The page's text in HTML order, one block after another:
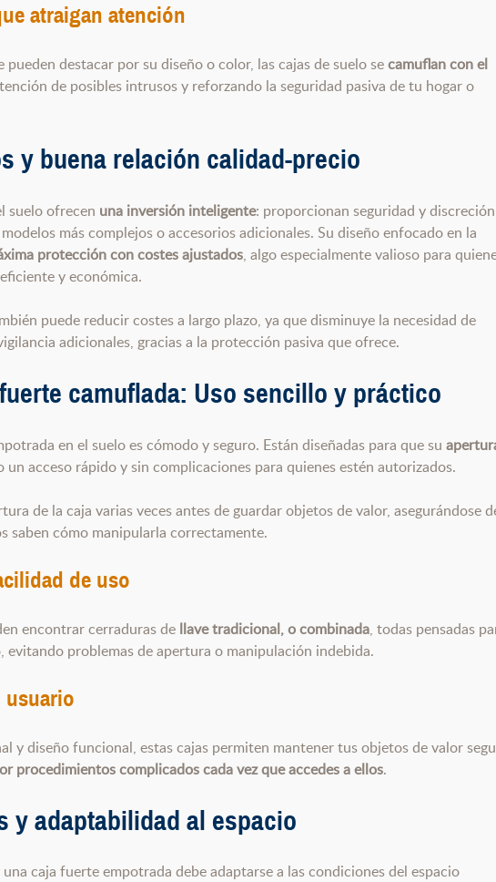
atraigan atención
destacar por su diseño o color, las cajas de suelo secamuflan con el
de posibles intrusos y reforzando la seguridad pasiva de tu hogar o
y buena relación calidad-precio
suelo ofrecen una inversión inteligente: proporcionan seguridad y
más complejos o accesorios adicionales. Su diseño enfocado en la
protección con costes ajustados, algo especialmente valioso para
y económica.
puede reducir costes a largo plazo, ya que disminuye la necesidad de
adicionales, gracias a la protección pasiva que ofrece.
camuflada: Uso sencillo y práctico
en el suelo es cómodo y seguro. Están diseñadas para que su
un acceso rápido y sin complicaciones para quienes estén autorizados.
de la caja varias veces antes de guardar objetos de valor, asegurándose
saben cómo manipularla correctamente.
de uso
encontrar cerraduras de llave tradicional, o combinada, todas pensadas
evitando problemas de apertura o manipulación indebida.
usuario
y diseño funcional, estas cajas permiten mantener tus objetos de valor
procedimientos complicados cada vez que accedes a ellos.
y adaptabilidad al espacio
caja fuerte empotrada debe adaptarse a las condiciones del espacio